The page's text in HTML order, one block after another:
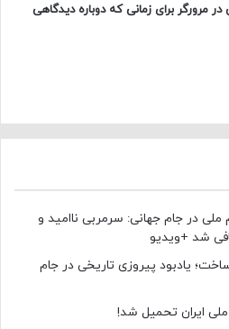
مرورگر برای زمانی که دوباره دیدگاهی
در جام جهانی: سرمربی ناامید و
شد +ویدیو
یادبود پیروزی تاریخی در جام
ایران تحمیل شد!